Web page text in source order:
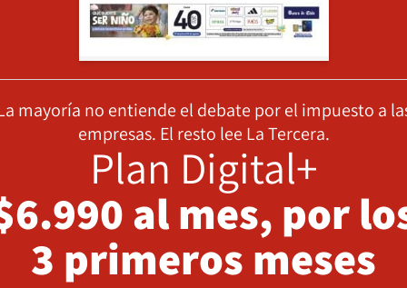
mayoría no entiende el debate por el impuesto a
empresas. El resto lee La Tercera.
Plan Digital+
al mes, por
3 primeros meses